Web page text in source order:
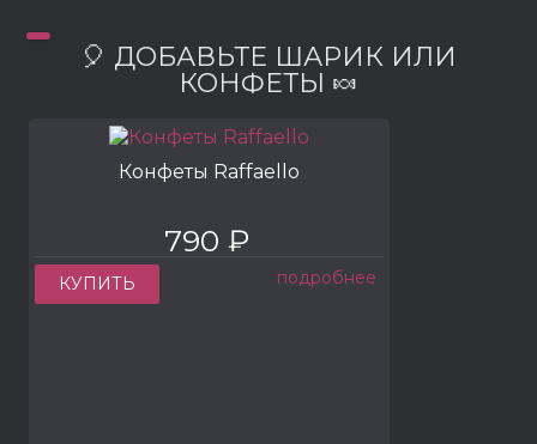
🎈 ДОБАВЬТЕ ШАРИК ИЛИ
КОНФЕТЫ 🍬
Конфеты Raffaello
790 ₽
КУПИТЬ подробнее